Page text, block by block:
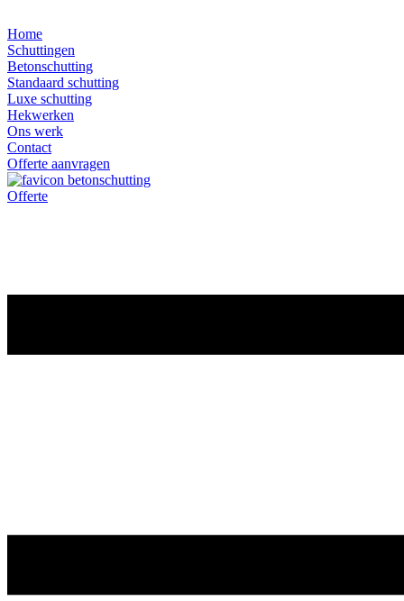
Home
Schuttingen
Betonschutting
Standaard schutting
Luxe schutting
Hekwerken
Ons werk
Contact
Offerte aanvragen
Offerte